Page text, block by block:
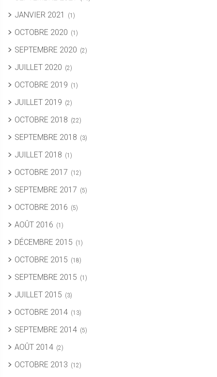
JANVIER 2021 (1)
OCTOBRE 2020 (1)
SEPTEMBRE 2020 (2)
JUILLET 2020 (2)
OCTOBRE 2019 (1)
JUILLET 2019 (2)
OCTOBRE 2018 (22)
SEPTEMBRE 2018 (3)
JUILLET 2018 (1)
OCTOBRE 2017 (12)
SEPTEMBRE 2017 (5)
OCTOBRE 2016 (5)
AOÛT 2016 (1)
DÉCEMBRE 2015 (1)
OCTOBRE 2015 (18)
SEPTEMBRE 2015 (1)
JUILLET 2015 (3)
OCTOBRE 2014 (13)
SEPTEMBRE 2014 (5)
AOÛT 2014 (2)
OCTOBRE 2013 (12)